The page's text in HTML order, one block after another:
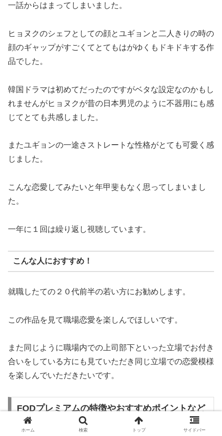
一話からはまってしまいました。
ヒョヌクのシェフとしての顔とユギョンと二人きりの時の
顔のギャップがすごくてとてもはがゆくもドキドキする作
品でした。
韓国ドラマは初めてだったのですがベタな設定なのかもし
れませんがヒョヌクが昔の日本男児のように不器用にも感
じてとても共感しました。
またユギョンの一途さストレートな性格がとても可愛く感
じました。
こんな恋愛してみたいと年甲斐もなく思ってしまいまし
た。
一年に１回は繰り返し視聴しています。
こんな人におすすめ！
就職したての２０代前半の若い方にお勧めします。
この作品を見て職場恋愛を楽しんでほしいです。
また同じように職場内での上司部下といった立場でお付き
合いをしている方にも見ていただき同じ立場での恋愛模様
を楽しんでいただきたいです。
FODプレミアムの特徴やおすすめポイントなど
ホーム 検索 トップ サイドバー